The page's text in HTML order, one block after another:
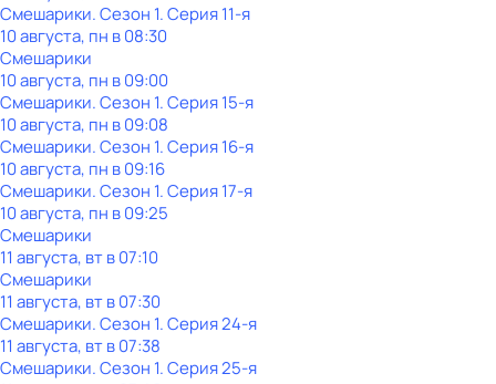
Смешарики. Сезон 1. Серия 11-я
10 августа, пн в 08:30
Смешарики
10 августа, пн в 09:00
Смешарики. Сезон 1. Серия 15-я
10 августа, пн в 09:08
Смешарики. Сезон 1. Серия 16-я
10 августа, пн в 09:16
Смешарики. Сезон 1. Серия 17-я
10 августа, пн в 09:25
Смешарики
11 августа, вт в 07:10
Смешарики
11 августа, вт в 07:30
Смешарики. Сезон 1. Серия 24-я
11 августа, вт в 07:38
Смешарики. Сезон 1. Серия 25-я